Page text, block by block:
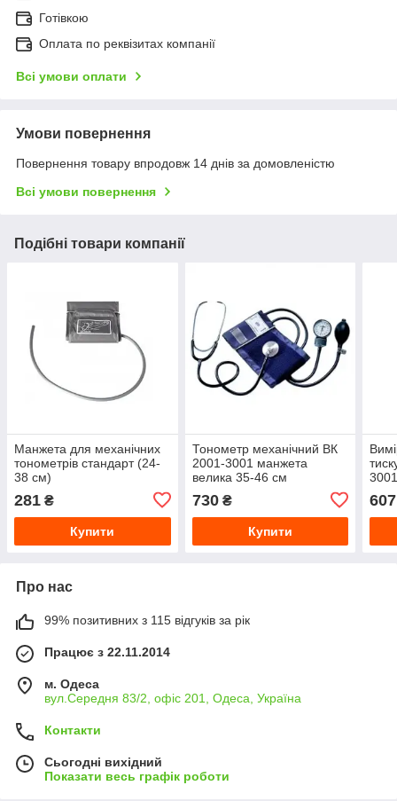
Готівкою
Оплата по реквізитах компанії
Всі умови оплати
Умови повернення
Повернення товару впродовж 14 днів за домовленістю
Всі умови повернення
Подібні товари компанії
Манжета для механічних
тонометрів стандарт (24-
38 см)
281 ₴
Купити
Тонометр механічний ВК
2001-3001 манжета
велика 35-46 см
730₴
Купити
607
Про нас
99% позитивних з 115 відгуків за рік
Працює з 22.11.2014
м. Одеса
вул.Середня 83/2, офіс 201, Одеса, Україна
Контакти
Сьогодні вихідний
Показати весь графік роботи